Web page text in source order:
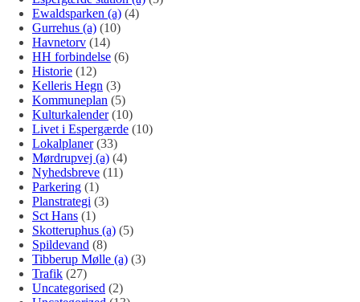
Ewaldsparken (a) (4)
Gurrehus (a) (10)
Havnetorv (14)
HH forbindelse (6)
Historie (12)
Kelleris Hegn (3)
Kommuneplan (5)
Kulturkalender(10)
Livet i Espergærde (10)
Lokalplaner(33)
Mørdrupvej (a) (4)
Nyhedsbreve (11)
Parkering (1)
Planstrategi (3)
Sct Hans (1)
Skotteruphus (a) (5)
Spildevand (8)
Tibberup Mølle (a) (3)
Trafik (27)
Uncategorised (2)